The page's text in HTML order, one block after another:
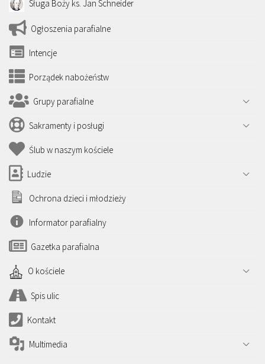
Sługa Boży ks. Jan Schneider
Ogłoszenia parafialne
Intencje
Porządek nabożeństw
Grupy parafialne
Sakramenty i posługi
Ślub w naszym kościele
Ludzie
Ochrona dzieci i młodzieży
Informator parafialny
Gazetka parafialna
O kościele
Spis ulic
Kontakt
Multimedia